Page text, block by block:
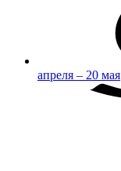
апреля – 20 мая